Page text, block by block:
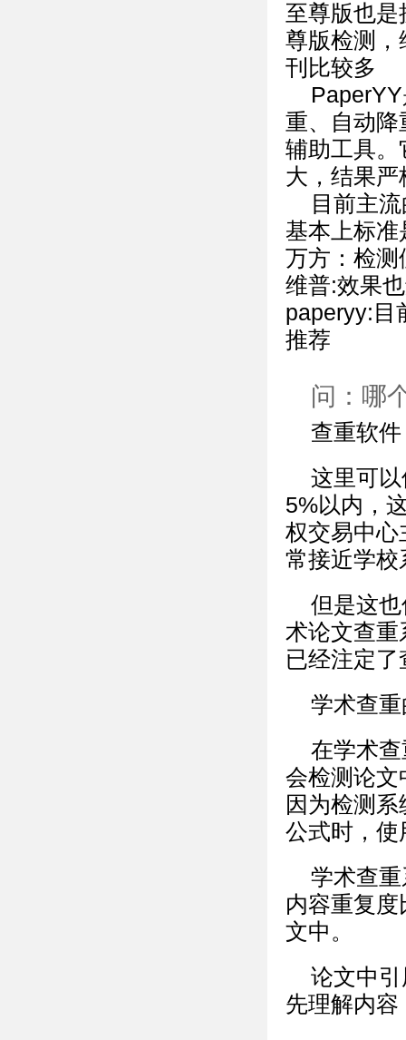
至尊版也
尊版检测，
刊比较多
重、自动降
辅助工具。
大，结果
目前主
基本上标
万方：检测
维普:效果
paperyy:目
推荐
问：哪
查重软
这里可
5%以内，
权交易中心
常接近学校
但是这
术论文查
已经注定
学术查
在学术
会检测论文
因为检测
公式时，使
学术查
内容重复
文中。
论文中
先理解内